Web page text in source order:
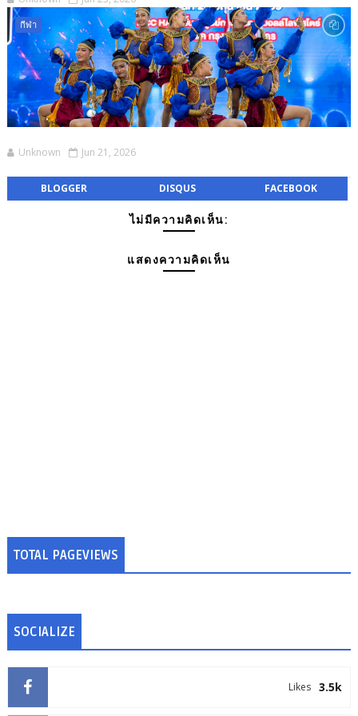
กีฬา
Unknown Jun 21, 2026
BLOGGER DISQUS FACEBOOK
ไม่มีความคิดเห็น:
แสดงความคิดเห็น
TOTAL PAGEVIEWS
SOCIALIZE
3.5k
Likes